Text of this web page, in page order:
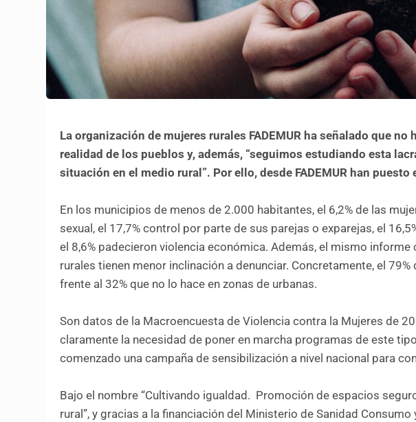
La organización de mujeres rurales FADEMUR ha señalado que
realidad de los pueblos y, además, “seguimos estudiando esta
situación en el medio rural”. Por ello, desde FADEMUR han
En los municipios de menos de 2.000 habitantes, el 6,2% de las
sexual, el 17,7% control por parte de sus parejas o exparejas, el
el 8,6% padecieron violencia económica. Además, el mismo
rurales tienen menor inclinación a denunciar. Concretamente, el
frente al 32% que no lo hace en zonas de urbanas.
Son datos de la Macroencuesta de Violencia contra la Mujeres de
claramente la necesidad de poner en marcha programas de este
comenzado una campaña de sensibilización a nivel nacional para
Bajo el nombre “Cultivando igualdad. Promoción de espacios
rural”, y gracias a la financiación del Ministerio de Sanidad